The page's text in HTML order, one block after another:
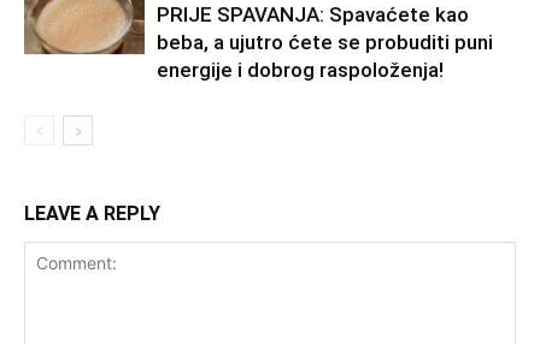
PRIJE SPAVANJA: Spavaćete kao
beba, a ujutro ćete se probuditi puni
energije i dobrog raspoloženja!
LEAVE A REPLY